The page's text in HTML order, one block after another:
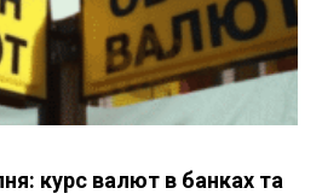
курс валют в банках та